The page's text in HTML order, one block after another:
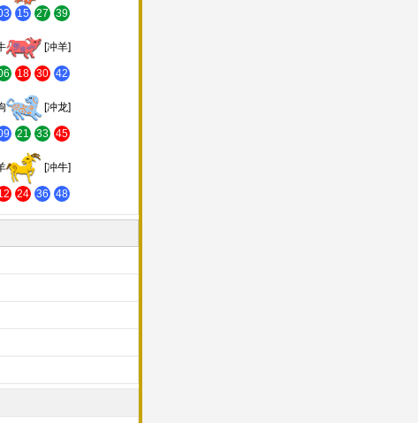
15 27 39
[冲羊]
18 30 42
[冲龙]
21 33 45
[冲牛]
24 36 48